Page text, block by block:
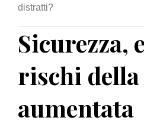
distratti?
Sicurezza,
rischi
aumentata